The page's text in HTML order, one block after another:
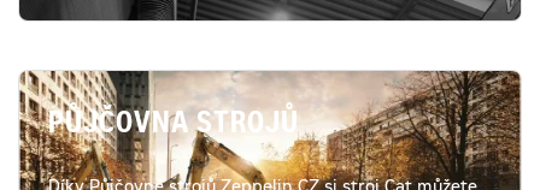
PŮJČOVNA STROJŮ